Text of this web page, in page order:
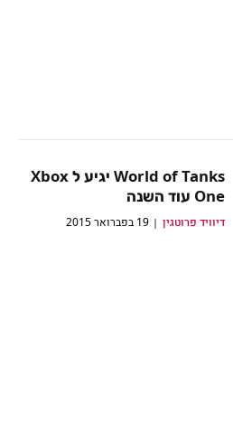
World of Tanks יגיע ל Xbox
One עוד השנה
דיוויד פרוטגין 19 בפברואר 2015